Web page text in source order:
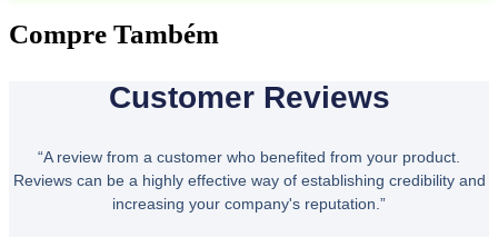
Compre Também
Customer Reviews
“A review from a customer who benefited from your product.
Reviews can be a highly effective way of establishing credibility and
increasing your company's reputation.”